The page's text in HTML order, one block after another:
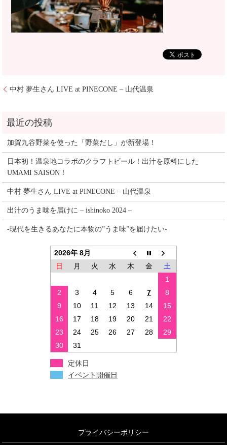
中村 夢生さん LIVE at PINECONE – 山代温泉
加賀九谷野菜を使った「野菜だし」が新登場！
日本初！温泉地コラボのクラフトビール！出汁を原料にした
UMAMI SAISON！
中村 夢生さん LIVE at PINECONE – 山代温泉
出汁のうま味を届けに – ishinoko 2024 –
-現代を生きるあなたに本物の”うま味”を届けたい-
2026年 8月
日
月 火 水 木 金
土
1
2
3 4 5 6 7
8
9
10 11 12 13 14
15
16
17 18 19 20 21
22
23
24 25 26 27 28
29
30
31
定休日
イベント開催日
プライバシーポリシー